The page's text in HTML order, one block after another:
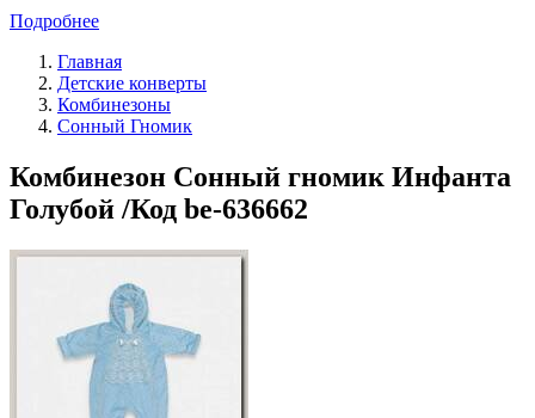
Подробнее
Главная
Детские конверты
Комбинезоны
Сонный Гномик
Комбинезон Сонный гномик Инфанта
Голубой /Код be-636662